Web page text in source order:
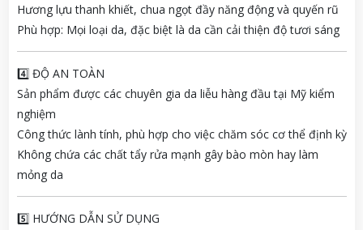
Hương lựu thanh khiết, chua ngọt đầy năng động và quyến rũ
Phù hợp: Mọi loại da, đặc biệt là da cần cải thiện độ tươi sáng
4️⃣ ĐỘ AN TOÀN
Sản phẩm được các chuyên gia da liễu hàng đầu tại Mỹ kiểm
nghiệm
Công thức lành tính, phù hợp cho việc chăm sóc cơ thể định kỳ
Không chứa các chất tẩy rửa mạnh gây bào mòn hay làm
mỏng da
5️⃣ HƯỚNG DẪN SỬ DỤNG